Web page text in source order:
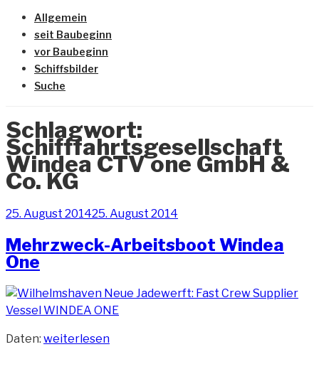
Allgemein
seit Baubeginn
vor Baubeginn
Schiffsbilder
Suche
Schlagwort:
Schifffahrtsgesellschaft
Windea CTV one GmbH &
Co. KG
Veröffentlicht
25. August 201425. August 2014
Mehrzweck-Arbeitsboot Windea
One
Daten: „Mehrzweck-
weiterlesen